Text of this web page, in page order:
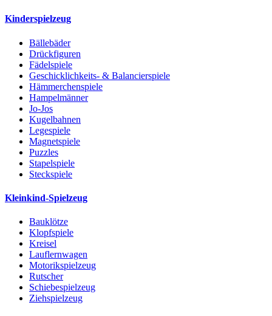
Kinderspielzeug
Bällebäder
Drückfiguren
Fädelspiele
Geschicklichkeits- & Balancierspiele
Hämmerchenspiele
Hampelmänner
Jo-Jos
Kugelbahnen
Legespiele
Magnetspiele
Puzzles
Stapelspiele
Steckspiele
Kleinkind-Spielzeug
Bauklötze
Klopfspiele
Kreisel
Lauflernwagen
Motorikspielzeug
Rutscher
Schiebespielzeug
Ziehspielzeug